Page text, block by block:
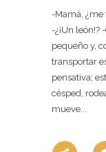
-Mamá, ¿me
-¿¡Un león!?
pequeño y,
transportar
pensativa;
césped,
mueve...